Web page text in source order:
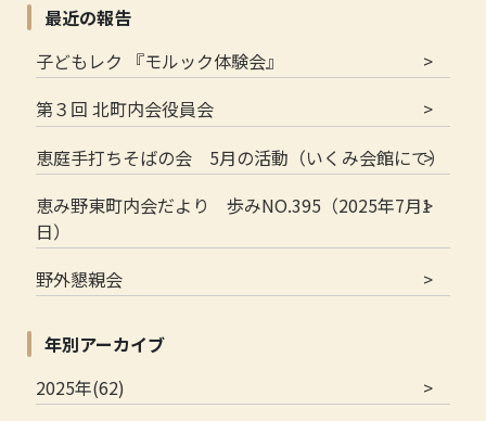
最近の報告
子どもレク 『モルック体験会』
第３回 北町内会役員会
恵庭手打ちそばの会 5月の活動（いくみ会館にて）
恵み野東町内会だより 歩みNO.395（2025年7月1
日）
野外懇親会
年別アーカイブ
2025年(62)